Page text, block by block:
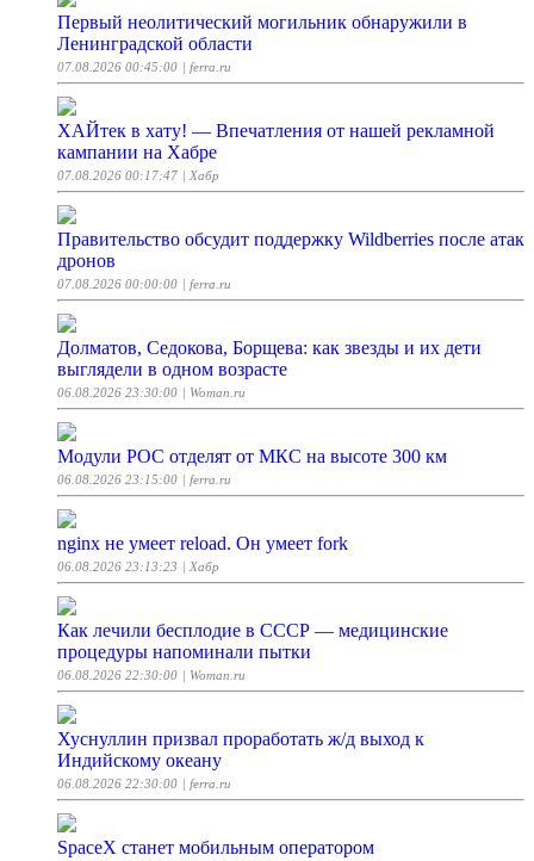
Первый неолитический могильник обнаружили в
Ленинградской области
07.08.2026 00:45:00 | ferra.ru
ХАЙтек в хату! — Впечатления от нашей рекламной
кампании на Хабре
07.08.2026 00:17:47 | Хабр
Правительство обсудит поддержку Wildberries после атак
дронов
07.08.2026 00:00:00 | ferra.ru
Долматов, Седокова, Борщева: как звезды и их дети
выглядели в одном возрасте
06.08.2026 23:30:00 | Woman.ru
Модули РОС отделят от МКС на высоте 300 км
06.08.2026 23:15:00 | ferra.ru
nginx не умеет reload. Он умеет fork
06.08.2026 23:13:23 | Хабр
Как лечили бесплодие в СССР — медицинские
процедуры напоминали пытки
06.08.2026 22:30:00 | Woman.ru
Хуснуллин призвал проработать ж/д выход к
Индийскому океану
06.08.2026 22:30:00 | ferra.ru
SpaceX станет мобильным оператором